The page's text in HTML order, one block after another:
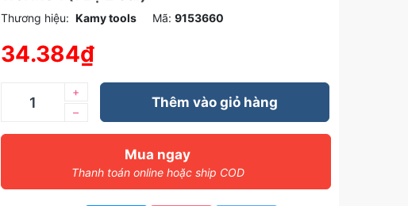
Thương hiệu: Kamy tools Mã: 9153660
34.384₫
–
+
Thêm vào giỏ hàng
Mua ngay
Thanh toán online hoặc ship COD